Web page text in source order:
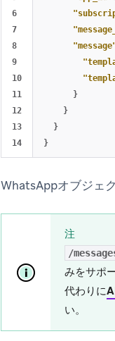
6
7
8
9
10
11
12
13
}
}
}
}
WhatsAppオブジェ
注
/
みをサポ
代わりに
い。